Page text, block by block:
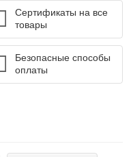
Сертификаты на все
товары
Безопасные способы
оплаты